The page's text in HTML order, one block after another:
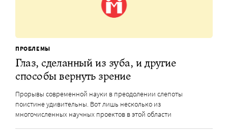
ПРОБЛЕМЫ
Глаз, сделанный из зуба, и другие
способы вернуть зрение
Прорывы современной науки в преодолении слепоты
поистине удивительны. Вот лишь несколько из
многочисленных научных проектов в этой области